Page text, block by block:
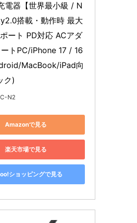
電器【世界最小級 / N
搭載・動作時 最大
ート PD対応 ACアダ
トPC/iPhone 17 / 16
MacBook/iPad向
ク)
N2
Amazonで見る
楽天市場で見る
ショッピングで見る